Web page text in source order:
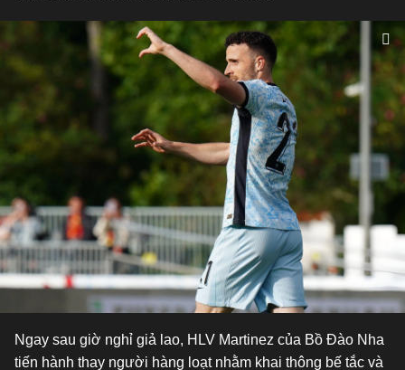
Ngay sau giờ nghỉ giả lao, HLV Martinez của Bồ Đào Nha
tiến hành thay người hàng loạt nhằm khai thông bế tắc và